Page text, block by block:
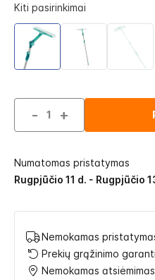
Kiti pasirinkimai
- +
Numatomas pristatymas
Rugpjūčio 11 d. - Rugpjūčio
Nemokamas
Prekių grąžinimo
Nemokamas